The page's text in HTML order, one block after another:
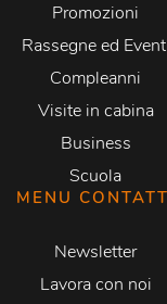
Promozioni
Rassegne ed
Compleanni
Visite in cabina
Business
Scuola
MENU
Newsletter
Lavora con noi